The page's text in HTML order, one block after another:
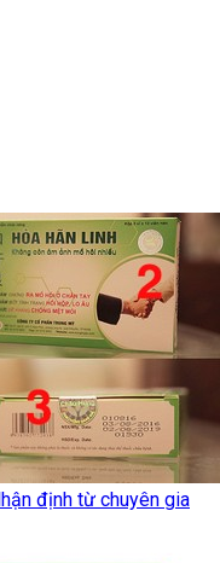
định từ chuyên gia